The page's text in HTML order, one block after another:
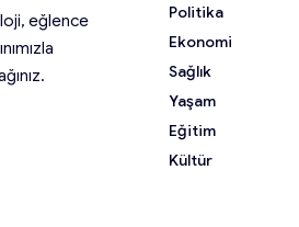
eğlence
Politika
Ekonomi
Sağlık
Yaşam
Eğitim
Kültür